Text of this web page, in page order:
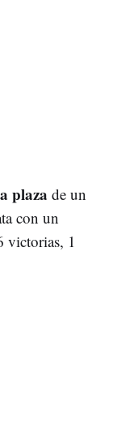
plaza de un
con un
victorias, 1